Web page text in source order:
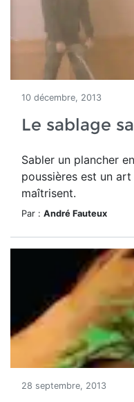
10 décembre, 2013
Le sablage
Sabler un plancher
poussières est un
maîtrisent.
Par : André Fauteux
28 septembre, 2013